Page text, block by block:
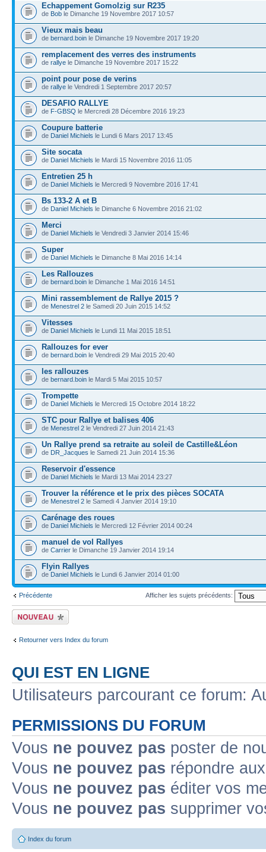
Echappement Gomolzig sur R235
de Bob le Dimanche 19 Novembre 2017 10:57
Vieux mais beau
de bernard.boin le Dimanche 19 Novembre 2017 19:20
remplacement des verres des instruments
de rallye le Dimanche 19 Novembre 2017 15:22
point pour pose de verins
de rallye le Vendredi 1 Septembre 2017 20:57
DESAFIO RALLYE
de F-GBSQ le Mercredi 28 Décembre 2016 19:23
Coupure batterie
de Daniel Michiels le Lundi 6 Mars 2017 13:45
Site socata
de Daniel Michiels le Mardi 15 Novembre 2016 11:05
Entretien 25 h
de Daniel Michiels le Mercredi 9 Novembre 2016 17:41
Bs 133-2 A et B
de Daniel Michiels le Dimanche 6 Novembre 2016 21:02
Merci
de Daniel Michiels le Vendredi 3 Janvier 2014 15:46
Super
de Daniel Michiels le Dimanche 8 Mai 2016 14:14
Les Rallouzes
de bernard.boin le Dimanche 1 Mai 2016 14:51
Mini rassemblement de Rallye 2015 ?
de Menestrel 2 le Samedi 20 Juin 2015 14:52
Vitesses
de Daniel Michiels le Lundi 11 Mai 2015 18:51
Rallouzes for ever
de bernard.boin le Vendredi 29 Mai 2015 20:40
les rallouzes
de bernard.boin le Mardi 5 Mai 2015 10:57
Trompette
de Daniel Michiels le Mercredi 15 Octobre 2014 18:22
STC pour Rallye et balises 406
de Menestrel 2 le Vendredi 27 Juin 2014 21:43
Un Rallye prend sa retraite au soleil de Castille&Léon
de DR_Jacques le Samedi 21 Juin 2014 15:36
Reservoir d'essence
de Daniel Michiels le Mardi 13 Mai 2014 23:27
Trouver la référence et le prix des pièces SOCATA
de Menestrel 2 le Samedi 4 Janvier 2014 19:10
Carénage des roues
de Daniel Michiels le Mercredi 12 Février 2014 00:24
manuel de vol Rallyes
de Carrier le Dimanche 19 Janvier 2014 19:14
Flyin Rallyes
de Daniel Michiels le Lundi 6 Janvier 2014 01:00
Précédente Afficher les sujets précédents:
Ecrire un nouveau
sujet
Retourner vers Index du forum
QUI EST EN LIGNE
Utilisateurs parcourant ce forum:
PERMISSIONS DU FORUM
Vous ne pouvez pas poster de
Vous ne pouvez pas répondre
Vous ne pouvez pas éditer vos
Vous ne pouvez pas supprimer
Index du forum